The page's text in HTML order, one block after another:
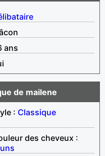
ans
de mailene
: Classique
des cheveux :